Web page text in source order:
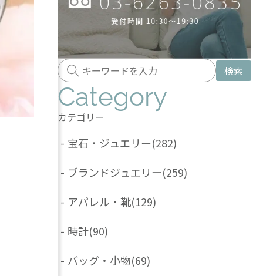
検索
Category
カテゴリー
- 宝石・ジュエリー(282)
- ブランドジュエリー(259)
- アパレル・靴(129)
- 時計(90)
- バッグ・小物(69)